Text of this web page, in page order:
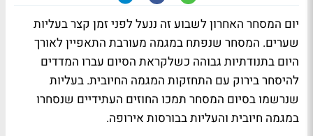
יום המסחר האחרון לשבוע זה ננעל לפני זמן קצר בעליות
שערים. המסחר שנפתח במגמה מעורבת התאפיין לאורך
היום בתנודתיות גבוהה כשלקראת הסיום עברו המדדים
להיסחר בירוק עם התחזקות המגמה החיובית. בעליות
שנרשמו בסיום המסחר תמכו החוזים העתידיים שנסחרו
במגמה חיובית והעליות בבורסות אירופה.